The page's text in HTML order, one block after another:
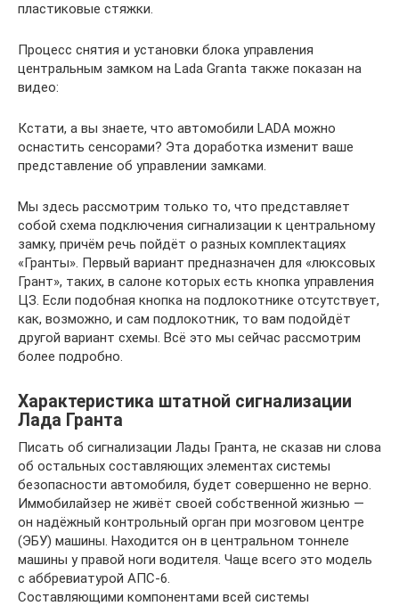
пластиковые стяжки.
Процесс снятия и установки блока управления
центральным замком на Lada Granta также показан на
видео:
Кстати, а вы знаете, что автомобили LADA можно
оснастить сенсорами? Эта доработка изменит ваше
представление об управлении замками.
Мы здесь рассмотрим только то, что представляет
собой схема подключения сигнализации к центральному
замку, причём речь пойдёт о разных комплектациях
«Гранты». Первый вариант предназначен для «люксовых
Грант», таких, в салоне которых есть кнопка управления
ЦЗ. Если подобная кнопка на подлокотнике отсутствует,
как, возможно, и сам подлокотник, то вам подойдёт
другой вариант схемы. Всё это мы сейчас рассмотрим
более подробно.
Характеристика штатной сигнализации
Лада Гранта
Писать об сигнализации Лады Гранта, не сказав ни слова
об остальных составляющих элементах системы
безопасности автомобиля, будет совершенно не верно.
Иммобилайзер не живёт своей собственной жизнью —
он надёжный контрольный орган при мозговом центре
(ЭБУ) машины. Находится он в центральном тоннеле
машины у правой ноги водителя. Чаще всего это модель
с аббревиатурой АПС-6.
Составляющими компонентами всей системы